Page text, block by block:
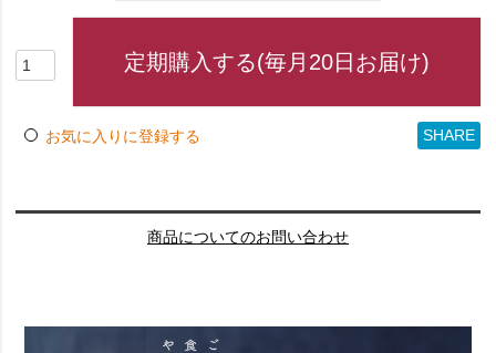
定期購入する(毎月20日お届け)
お気に入りに登録する SHARE
商品についてのお問い合わせ